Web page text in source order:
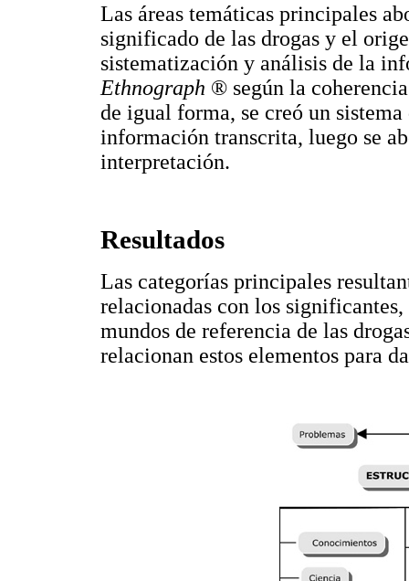
Las áreas temáticas principales
significado de las drogas y el
sistematización y análisis de la
Ethnograph ® según la
de igual forma, se creó un
información transcrita, luego se
interpretación.
Resultados
Las categorías principales
relacionadas con los
mundos de referencia de las
relacionan estos elementos para